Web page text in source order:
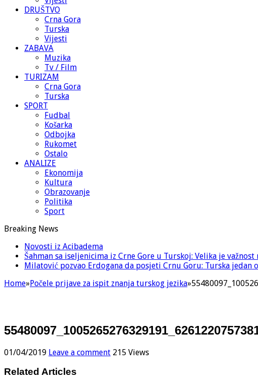
DRUŠTVO
Crna Gora
Turska
Vijesti
ZABAVA
Muzika
Tv / Film
TURIZAM
Crna Gora
Turska
SPORT
Fudbal
Košarka
Odbojka
Rukomet
Ostalo
ANALIZE
Ekonomija
Kultura
Obrazovanje
Politika
Sport
Breaking News
Novosti iz Acibadema
Šahman sa iseljenicima iz Crne Gore u Turskoj: Velika je
Milatović pozvao Erdogana da posjeti Crnu Goru: Turska
Home»Počele prijave za ispit znanja turskog jezika»
01/04/2019 Leave a comment 215 Views
Related Articles